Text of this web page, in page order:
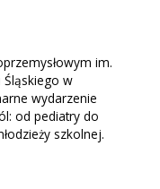
im.
Śląskiego w
wydarzenie
od pediatry do
szkolnej.